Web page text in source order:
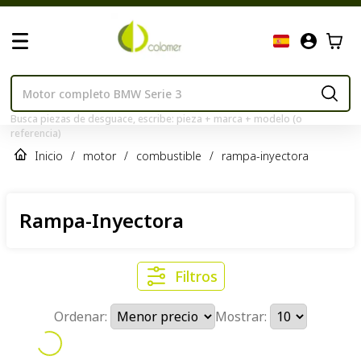
Busca piezas de desguace, escribe: pieza + marca + modelo (o
referencia)
Inicio / motor / combustible / rampa-inyectora
Rampa-Inyectora
Filtros
Ordenar: Mostrar: